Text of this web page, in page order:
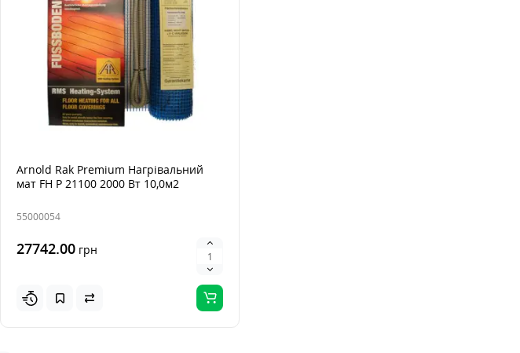
Arnold Rak Premium Нагрівальний
мат FH Р 21100 2000 Вт 10,0м2
55000054
27742.00 грн